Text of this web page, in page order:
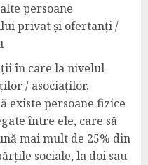
persoane
privat și ofertanți /
în care la nivelul
/ asociaților,
existe persoane fizice
între ele, care să
mai mult de 25% din
sociale, la doi sau